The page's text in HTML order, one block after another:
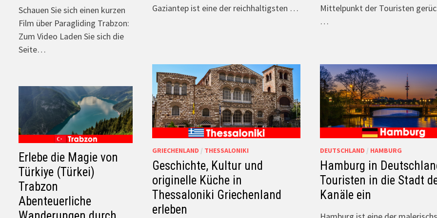
Gaziantep ist eine der reichhaltigsten …
Mittelpunkt der Touristen
…
GRIECHENLAND / THESSALONIKI
Geschichte, Kultur und
originelle Küche in
Thessaloniki Griechenland
erleben
DEUTSCHLAND / HAMBURG
Hamburg in
Touristen in die Stadt
Kanäle ein
Schauen Sie sich einen kurzen
Film über Paragliding Trabzon:
Zum Video Laden Sie sich die
Seite…
Erlebe die Magie von
Türkiye (Türkei)
Trabzon
Abenteuerliche